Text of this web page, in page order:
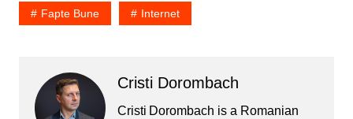
Fapte Bune Internet
Cristi Dorombach
Cristi Dorombach is a Romanian